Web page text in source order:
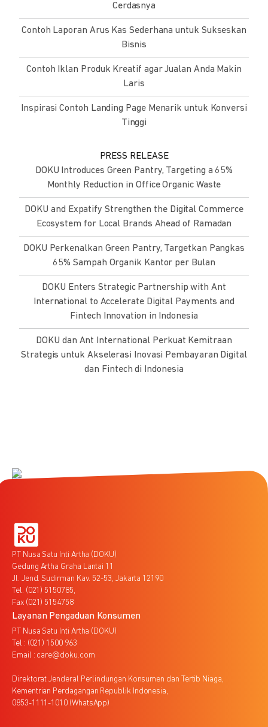
Cerdasnya
Contoh Laporan Arus Kas Sederhana untuk Sukseskan
Bisnis
Contoh Iklan Produk Kreatif agar Jualan Anda Makin
Laris
Inspirasi Contoh Landing Page Menarik untuk Konversi
Tinggi
PRESS RELEASE
DOKU Introduces Green Pantry, Targeting a 65%
Monthly Reduction in Office Organic Waste
DOKU and Expatify Strengthen the Digital Commerce
Ecosystem for Local Brands Ahead of Ramadan
DOKU Perkenalkan Green Pantry, Targetkan Pangkas
65% Sampah Organik Kantor per Bulan
DOKU Enters Strategic Partnership with Ant
International to Accelerate Digital Payments and
Fintech Innovation in Indonesia
DOKU dan Ant International Perkuat Kemitraan
Strategis untuk Akselerasi Inovasi Pembayaran Digital
dan Fintech di Indonesia
PT Nusa Satu Inti Artha (DOKU)
Gedung Artha Graha Lantai 11
Jl. Jend. Sudirman Kav. 52-53, Jakarta 12190
Tel. (021) 5150785,
Fax (021) 5154758
Layanan Pengaduan Konsumen
PT Nusa Satu Inti Artha (DOKU)
Tel : (021) 1500 963
Email : care@doku.com
Direktorat Jenderal Perlindungan Konsumen dan Tertib Niaga,
Kementrian Perdagangan Republik Indonesia,
0853-1111-1010 (WhatsApp)